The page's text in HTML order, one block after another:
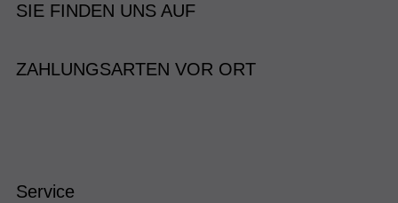
SIE FINDEN UNS AUF
ZAHLUNGSARTEN VOR ORT
Service